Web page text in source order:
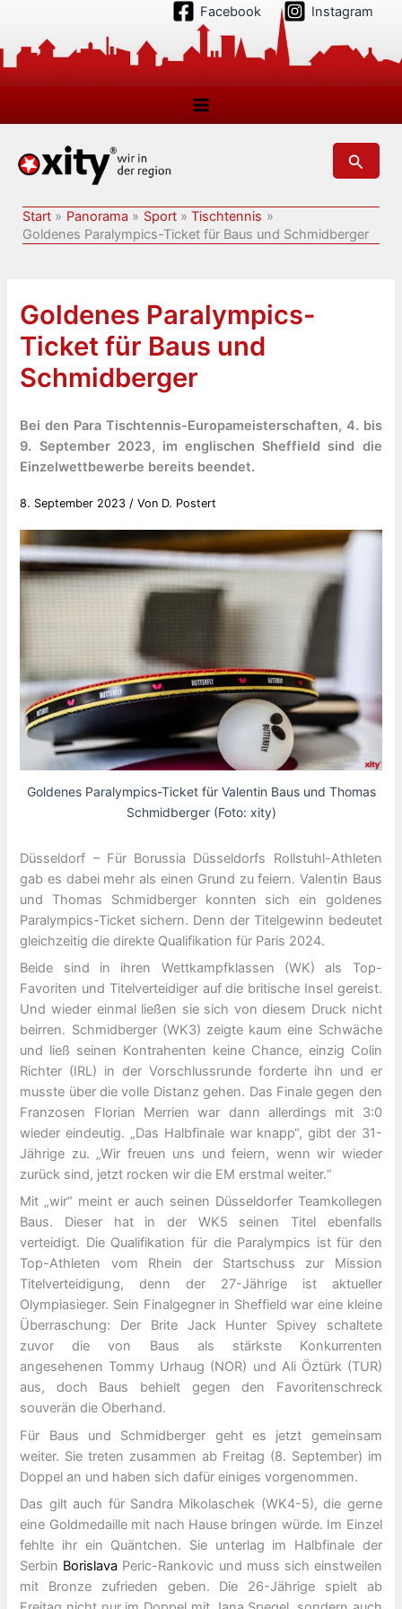
springen
Facebook Instagram
Suchen
Start Panorama Sport
Tischtennis
Goldenes Paralympics-Ticket für Baus und Schmidberger
Goldenes Paralympics-
Ticket für Baus und
Schmidberger
Bei den Para Tischtennis-Europameisterschaften, 4. bis
9. September 2023, im englischen Sheffield sind die
Einzelwettbewerbe bereits beendet.
8. September 2023 / Von D. Postert
Goldenes Paralympics-Ticket für Valentin Baus und Thomas
Schmidberger (Foto: xity)
Düsseldorf – Für Borussia Düsseldorfs Rollstuhl-Athleten
gab es dabei mehr als einen Grund zu feiern. Valentin Baus
und Thomas Schmidberger konnten sich ein goldenes
Paralympics-Ticket sichern. Denn der Titelgewinn bedeutet
gleichzeitig die direkte Qualifikation für Paris 2024.
Beide sind in ihren Wettkampfklassen (WK) als Top-
Favoriten und Titelverteidiger auf die britische Insel gereist.
Und wieder einmal ließen sie sich von diesem Druck nicht
beirren. Schmidberger (WK3) zeigte kaum eine Schwäche
und ließ seinen Kontrahenten keine Chance, einzig Colin
Richter (IRL) in der Vorschlussrunde forderte ihn und er
musste über die volle Distanz gehen. Das Finale gegen den
Franzosen Florian Merrien war dann allerdings mit 3:0
wieder eindeutig. „Das Halbfinale war knapp“, gibt der 31-
Jährige zu. „Wir freuen uns und feiern, wenn wir wieder
zurück sind, jetzt rocken wir die EM erstmal weiter.“
Mit „wir“ meint er auch seinen Düsseldorfer Teamkollegen
Baus. Dieser hat in der WK5 seinen Titel ebenfalls
verteidigt. Die Qualifikation für die Paralympics ist für den
Top-Athleten vom Rhein der Startschuss zur Mission
Titelverteidigung, denn der 27-Jährige ist aktueller
Olympiasieger. Sein Finalgegner in Sheffield war eine kleine
Überraschung: Der Brite Jack Hunter Spivey schaltete
zuvor die von Baus als stärkste Konkurrenten
angesehenen Tommy Urhaug (NOR) und Ali Öztürk (TUR)
aus, doch Baus behielt gegen den Favoritenschreck
souverän die Oberhand.
Für Baus und Schmidberger geht es jetzt gemeinsam
weiter. Sie treten zusammen ab Freitag (8. September) im
Doppel an und haben sich dafür einiges vorgenommen.
Das gilt auch für Sandra Mikolaschek (WK4-5), die gerne
eine Goldmedaille mit nach Hause bringen würde. Im Einzel
fehlte ihr ein Quäntchen. Sie unterlag im Halbfinale der
Serbin Borislava Peric-Rankovic und muss sich einstweilen
mit Bronze zufrieden geben. Die 26-Jährige spielt ab